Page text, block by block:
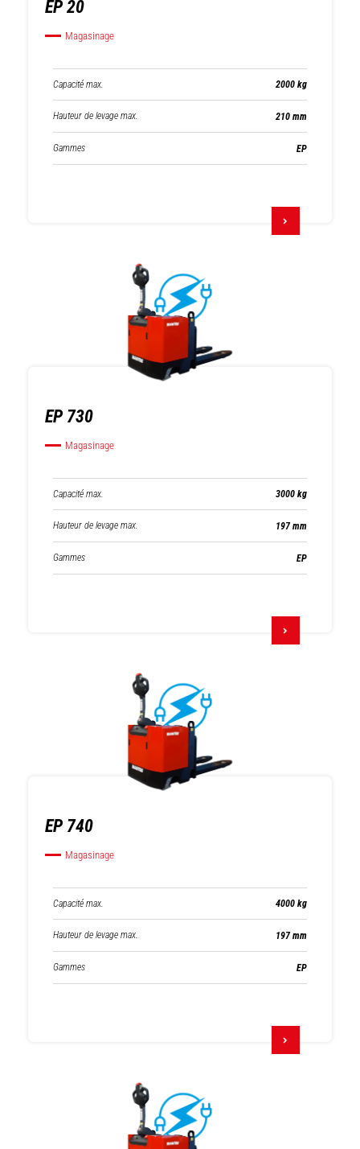
EP 20
Magasinage
Capacité max. 2000 kg
Hauteur de levage max. 210 mm
Gammes EP
EP 730
Magasinage
Capacité max. 3000 kg
Hauteur de levage max. 197 mm
Gammes EP
EP 740
Magasinage
Capacité max. 4000 kg
Hauteur de levage max. 197 mm
Gammes EP